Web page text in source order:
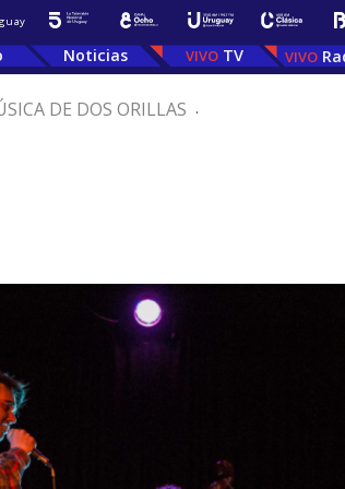
Noticias TV
DE DOS ORILLAS .